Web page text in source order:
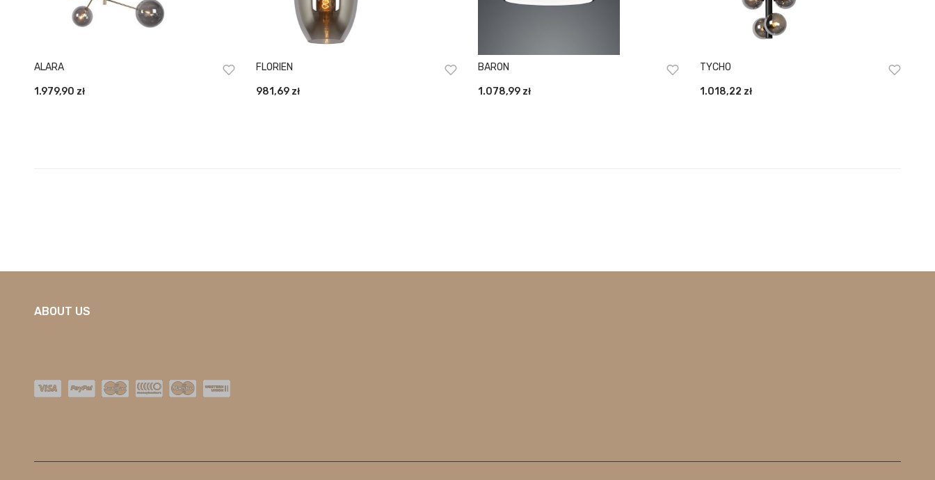
ALARA
1.979,90 zł
FLORIEN
981,69 zł
BARON
1.078,99 zł
TYCHO
1.018,22 zł
ABOUT US